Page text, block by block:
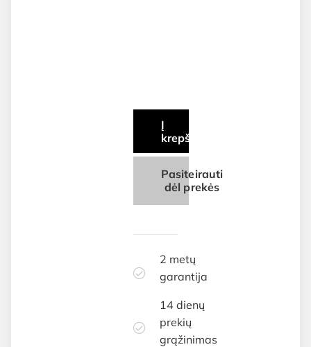
Į
krepšelį
Pasiteirauti
dėl prekės
2 metų
garantija
14 dienų
prekių
grąžinimas